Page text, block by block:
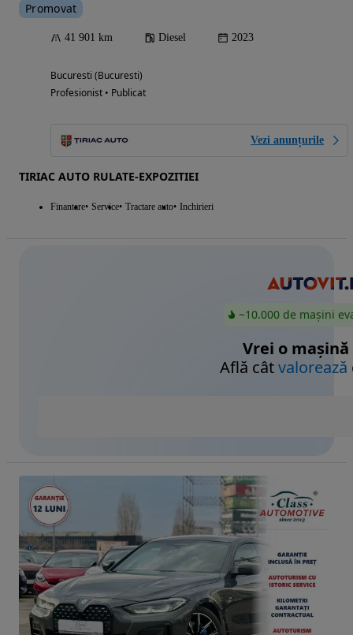
Promovat
41 901 km Diesel 2023
Bucuresti (Bucuresti)
Profesionist • Publicat
Vezi anunțurile
TIRIAC AUTO RULATE-EXPOZITIEI
Finantare Service Tractare auto Inchirieri
~10.000 de mașini
Vrei o mașină
Află câtvalorează